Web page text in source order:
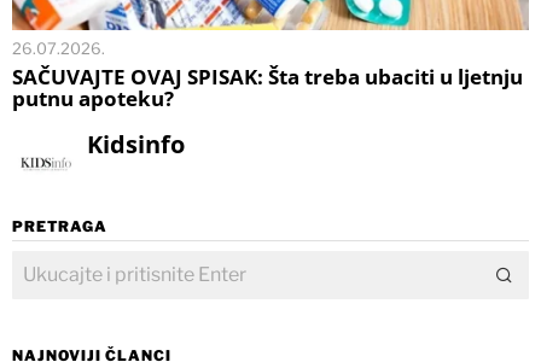
26.07.2026.
SAČUVAJTE OVAJ SPISAK: Šta treba ubaciti u ljetnju
putnu apoteku?
Kidsinfo
PRETRAGA
NAJNOVIJI ČLANCI